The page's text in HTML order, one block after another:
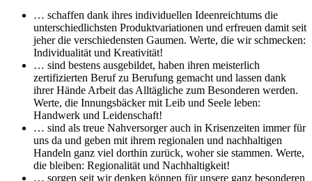
… schaffen dank ihres individuellen Ideenreichtums die
unterschiedlichsten Produktvariationen und erfreuen damit seit
jeher die verschiedensten Gaumen. Werte, die wir schmecken:
Individualität und Kreativität!
… sind bestens ausgebildet, haben ihren meisterlich
zertifizierten Beruf zu Berufung gemacht und lassen dank
ihrer Hände Arbeit das Alltägliche zum Besonderen werden.
Werte, die Innungsbäcker mit Leib und Seele leben:
Handwerk und Leidenschaft!
… sind als treue Nahversorger auch in Krisenzeiten immer für
uns da und geben mit ihrem regionalen und nachhaltigen
Handeln ganz viel dorthin zurück, woher sie stammen. Werte,
die bleiben: Regionalität und Nachhaltigkeit!
… sorgen seit wir denken können für unsere ganz besonderen